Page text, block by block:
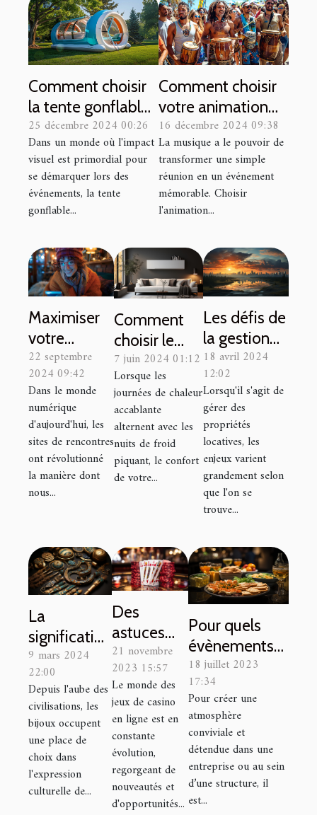
Comment choisir
la tente gonflable
idéale pour
booster votre
visibilité
événementielle
25 décembre 2024 00:26
Dans un monde où l'impact
visuel est primordial pour
se démarquer lors des
événements, la tente
gonflable...
Comment choisir
votre animation
musicale pour des
événements
marquants
16 décembre 2024 09:38
La musique a le pouvoir de
transformer une simple
réunion en un événement
mémorable. Choisir
l'animation...
Maximiser
votre
succès sur
les sites de
rencontres
discrets
22 septembre
2024 09:42
Dans le monde
numérique
d'aujourd'hui, les
sites de rencontres
ont révolutionné
la manière dont
nous...
Comment
choisir le
bon
système de
climatisation
réversible
pour votre
domicile
7 juin 2024 01:12
Lorsque les
journées de chaleur
accablante
alternent avec les
nuits de froid
piquant, le confort
de votre...
Les défis de
la gestion
locative en
milieu
urbain
versus rural
18 avril 2024
12:02
Lorsqu'il s'agit de
gérer des
propriétés
locatives, les
enjeux varient
grandement selon
que l'on se
trouve...
La
signification
culturelle
des bijoux à
travers les
âges
9 mars 2024
22:00
Depuis l'aube des
civilisations, les
bijoux occupent
une place de
choix dans
l'expression
culturelle de...
Des
astuces
pour
découvrir
les
nouveaux
jeux de
casino et
améliorer
vos
21 novembre
2023 15:57
Le monde des
jeux de casino
en ligne est en
constante
évolution,
regorgeant de
nouveautés et
d'opportunités...
Pour quels
évènements
professionnels
organiser un
apéritif
dînatoire ?
18 juillet 2023
17:34
Pour créer une
atmosphère
conviviale et
détendue dans une
entreprise ou au sein
d’une structure, il
est...